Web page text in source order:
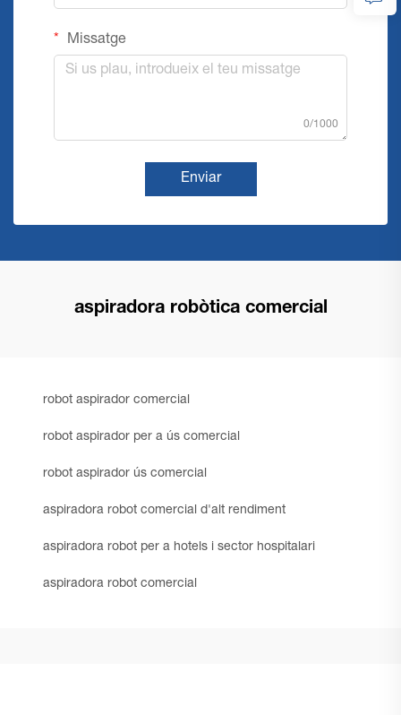
Missatge
0/1000
Enviar
aspiradora robòtica comercial
robot aspirador comercial
robot aspirador per a ús comercial
robot aspirador ús comercial
aspiradora robot comercial d'alt rendiment
aspiradora robot per a hotels i sector hospitalari
aspiradora robot comercial